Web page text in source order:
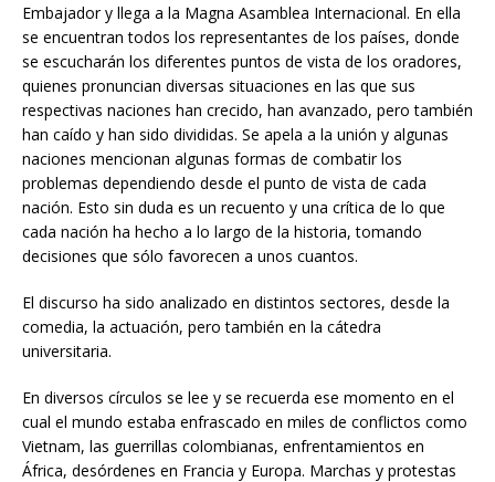
Embajador y llega a la Magna Asamblea Internacional. En ella
se encuentran todos los representantes de los países, donde
se escucharán los diferentes puntos de vista de los oradores,
quienes pronuncian diversas situaciones en las que sus
respectivas naciones han crecido, han avanzado, pero también
han caído y han sido divididas. Se apela a la unión y algunas
naciones mencionan algunas formas de combatir los
problemas dependiendo desde el punto de vista de cada
nación. Esto sin duda es un recuento y una crítica de lo que
cada nación ha hecho a lo largo de la historia, tomando
decisiones que sólo favorecen a unos cuantos.
El discurso ha sido analizado en distintos sectores, desde la
comedia, la actuación, pero también en la cátedra
universitaria.
En diversos círculos se lee y se recuerda ese momento en el
cual el mundo estaba enfrascado en miles de conflictos como
Vietnam, las guerrillas colombianas, enfrentamientos en
África, desórdenes en Francia y Europa. Marchas y protestas